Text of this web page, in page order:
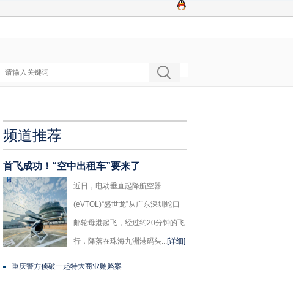
频道推荐
首飞成功！“空中出租车”要来了
近日，电动垂直起降航空器
(eVTOL)“盛世龙”从广东深圳蛇口
邮轮母港起飞，经过约20分钟的飞
行，降落在珠海九洲港码头...[详细]
重庆警方侦破一起特大商业贿赂案